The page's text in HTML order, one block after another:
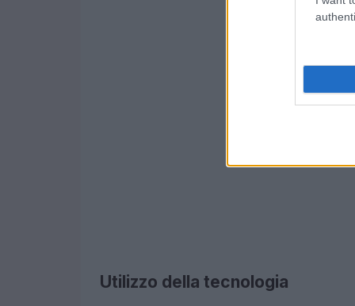
Utilizzo della tecnologia